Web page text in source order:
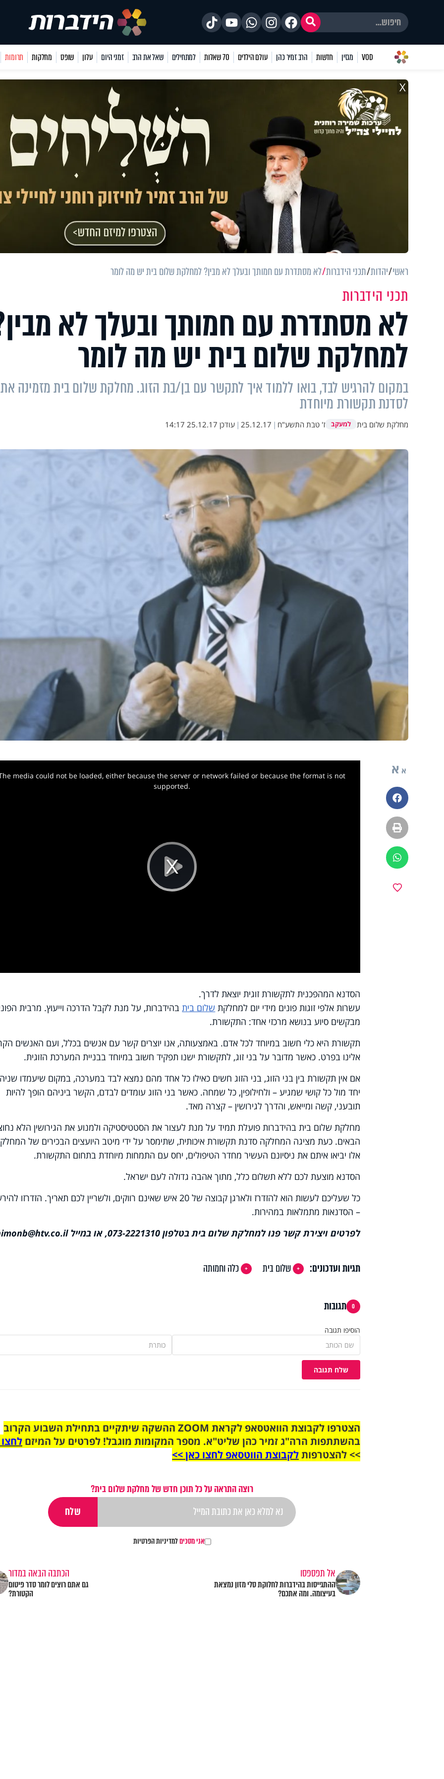
VOD מגזין חדשות הרב זמיר כהן עולם הילדים 70 שאלות למתחילים שאל את הרב זמני היום עלון שופס מחלקות תרומות
X
ראשי יהדות תכני הידברות לא מסתדרת עם חמותך ובעלך לא מבין? למחלקת שלום בית יש מה לומר
תכני הידברות
לא מסתדרת עם חמותך ובעלך לא
למחלקת שלום בית יש מה לומר
במקום להרגיש לבד, בואו ללמוד איך לתקשר עם בן/בת הזוג. מחלקת שלום בית מזמינה
לסדנת תקשורת מיוחדת
מחלקת שלום בית למעקב ז' טבת התשע"ח |
25.12.17
| עודכן 25.12.17 14:17
א א
פייסבוק
הדפסה
ווטסאפ
Play
media could not be loaded, either because the server or network failed or because the format is not
supported.
הסדנא המהפכנית לתקשורת זוגית יוצאת לדרך.
עשרות אלפי זוגות פונים מידי יום למחלקת שלום ביתבהידברות, על מנת לקבל הדרכה וייעוץ. מרבית
מבקשים סיוע בנושא מרכזי אחד: התקשורת.
תקשורת היא כלי חשוב במיוחד לכל אדם. באמצעותה, אנו יוצרים קשר עם אנשים בכלל, ועם האנשים
אלינו בפרט. כאשר מדובר על בני זוג, לתקשורת ישנו תפקיד חשוב במיוחד בבניית המערכת הזוגית.
אם אין תקשורת בין בני הזוג, בני הזוג חשים כאילו כל אחד מהם נמצא לבד במערכה, במקום שיעמדו
יחד מול כל קושי שמגיע – ולחילופין, כל שמחה. כאשר בני הזוג עומדים לבדם, הקשר ביניהם הופך להיות
תובעני, קשה ומייאש, והדרך לגירושין – קצרה מאד.
מחלקת שלום בית בהידברות פועלת תמיד על מנת לעצור את הסטטיסטיקה ולמנוע את הגירושין הלא
הבאים. כעת מציגה המחלקה סדנת תקשורת איכותית, שתימסר על ידי מיטב היועצים הבכירים של
אלו יביאו איתם את ניסיונם העשיר מחדר הטיפולים, יחס עם התמחות מיוחדת בתחום התקשורת.
הסדנא מוצעת לכם ללא תשלום כלל, מתוך אהבה גדולה לעם ישראל.
כל שעליכם לעשות הוא להזדרז ולארגן קבוצה של 20 איש שאינם רווקים, ולשריין לכם תאריך. הזדרזו
– הסדנאות מתמלאות במהירות.
לפרטים ויצירת קשר פנו למחלקת שלום בית בטלפון 073-2221310, או במייל
תגיות ועדכונים: שלום בית כלה וחמותה
0 תגובות
הוסיפו תגובה
שלח תגובה
הצטרפו לקבוצת הוואטסאפ לקראת ZOOM ההשקה שיתקיים בתחילת השבוע הקרוב
בהשתתפות הרה"ג זמיר כהן שליט"א. מספר המקומות מוגבל! לפרטים על המיזם
>> להצטרפותלקבוצת הווטסאפ לחצו כאן >>
רוצה התראה על כל תוכן חדש של מחלקת שלום בית?
אני מסכיםלמדיניות הפרטיות
אל תפספסו
ההתגייסות בהידברות לחלוקת סלי מזון נמצאת
בעיצומה. ומה אתכם?
הכתבה הבאה במדור
גם אתם רוצים לומר סדר פיטום
הקטורת?